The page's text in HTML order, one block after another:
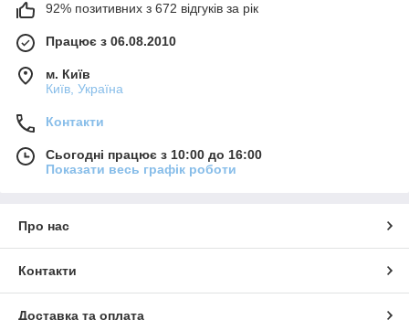
92% позитивних з 672 відгуків за рік
Працює з 06.08.2010
м. Київ
Київ, Україна
Контакти
Сьогодні працює з 10:00 до 16:00
Показати весь графік роботи
Про нас
Контакти
Доставка та оплата